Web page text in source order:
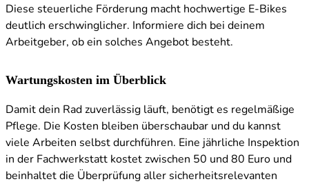
Diese steuerliche Förderung macht hochwertige E-Bikes
deutlich erschwinglicher. Informiere dich bei deinem
Arbeitgeber, ob ein solches Angebot besteht.
Wartungskosten im Überblick
Damit dein Rad zuverlässig läuft, benötigt es regelmäßige
Pflege. Die Kosten bleiben überschaubar und du kannst
viele Arbeiten selbst durchführen. Eine jährliche Inspektion
in der Fachwerkstatt kostet zwischen 50 und 80 Euro und
beinhaltet die Überprüfung aller sicherheitsrelevanten